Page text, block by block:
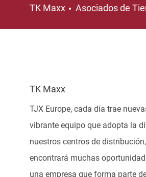
TK Maxx Categoría
Asociados de
TK Maxx
TJX Europe, cada día trae
vibrante equipo que adopta la
nuestros centros de
encontrará muchas
una empresa que forma parte